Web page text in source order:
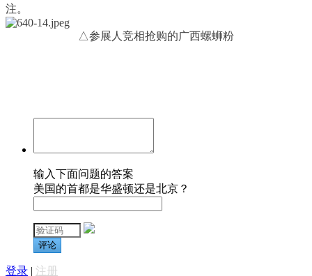
注。
△参展人竞相抢购的广西螺蛳粉
输入下面问题的答案
美国的首都是华盛顿还是北京？
评论
登录 | 注册